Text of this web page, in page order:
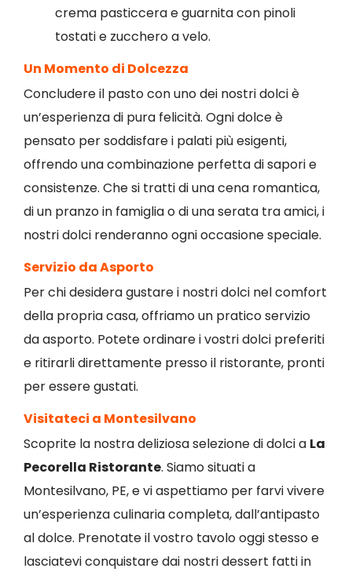
crema pasticcera e guarnita con pinoli
tostati e zucchero a velo.
Un Momento di Dolcezza
Concludere il pasto con uno dei nostri dolci è
un’esperienza di pura felicità. Ogni dolce è
pensato per soddisfare i palati più esigenti,
offrendo una combinazione perfetta di sapori e
consistenze. Che si tratti di una cena romantica,
di un pranzo in famiglia o di una serata tra amici, i
nostri dolci renderanno ogni occasione speciale.
Servizio da Asporto
Per chi desidera gustare i nostri dolci nel comfort
della propria casa, offriamo un pratico servizio
da asporto. Potete ordinare i vostri dolci preferiti
e ritirarli direttamente presso il ristorante, pronti
per essere gustati.
Visitateci a Montesilvano
Scoprite la nostra deliziosa selezione di dolci a La
Pecorella Ristorante. Siamo situati a
Montesilvano, PE, e vi aspettiamo per farvi vivere
un’esperienza culinaria completa, dall’antipasto
al dolce. Prenotate il vostro tavolo oggi stesso e
lasciatevi conquistare dai nostri dessert fatti in